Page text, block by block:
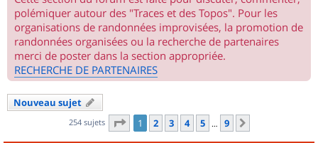
polémiquer autour des "Traces et des Topos". Pour les
organisations de randonnées improvisées, la promotion de
randonnées organisées ou la recherche de partenaires
merci de poster dans la section appropriée.
RECHERCHE DE PARTENAIRES
Nouveau sujet
254 sujets Page 1sur
1 2 3 4 5 … 9